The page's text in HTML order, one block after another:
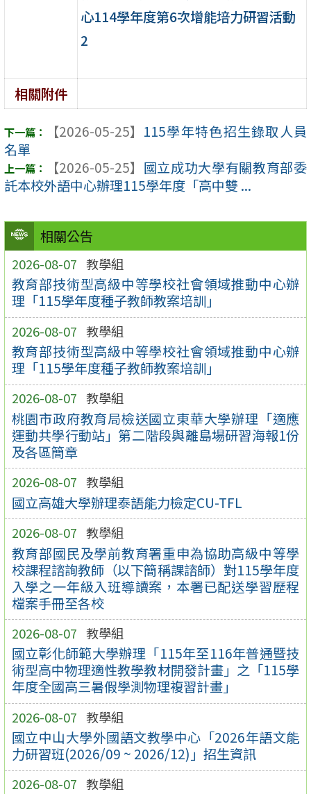
相關公告
2026-08-07 教學組
教育部技術型高級中等學校社會領域推動中心辦
理「115學年度種子教師教案培訓」
2026-08-07 教學組
教育部技術型高級中等學校社會領域推動中心辦
理「115學年度種子教師教案培訓」
2026-08-07 教學組
桃園市政府教育局檢送國立東華大學辦理「適應
運動共學行動站」第二階段與離島場研習海報1份
及各區簡章
2026-08-07 教學組
國立高雄大學辦理泰語能力檢定CU-TFL
2026-08-07 教學組
教育部國民及學前教育署重申為協助高級中等學
校課程諮詢教師（以下簡稱課諮師）對115學年度
入學之一年級入班導讀案，本署已配送學習歷程
檔案手冊至各校
2026-08-07 教學組
國立彰化師範大學辦理「115年至116年普通暨技
術型高中物理適性教學教材開發計畫」之「115學
年度全國高三暑假學測物理複習計畫」
2026-08-07 教學組
國立中山大學外國語文教學中心「2026年語文能
力研習班(2026/09 ~ 2026/12)」招生資訊
2026-08-07 教學組
心114學年度第6次增能培力研習活動
2
相關附件
【2026-05-25】 115學年特色招生錄取人員
名單
【2026-05-25】 國立成功大學有關教育部委
託本校外語中心辦理115學年度「高中雙 ...